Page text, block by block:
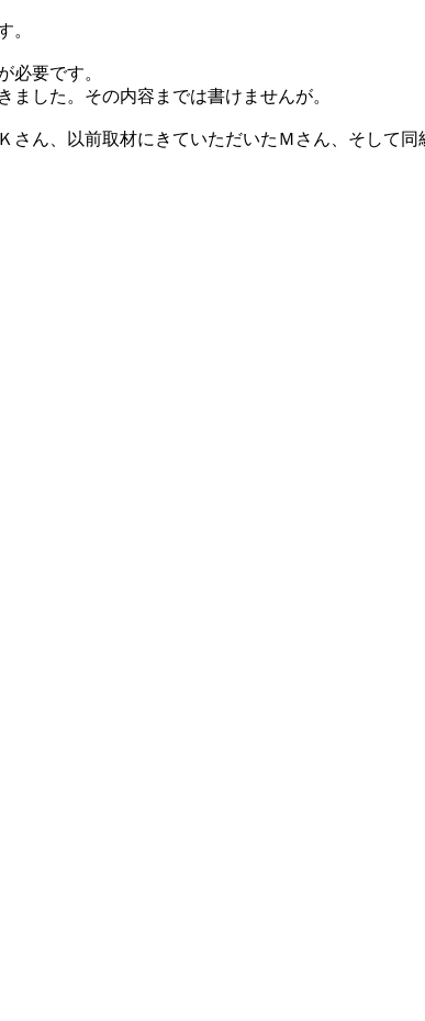
。
必要です。
ました。その内容までは書けませんが。
さん、以前取材にきていただいたＭさん、そして